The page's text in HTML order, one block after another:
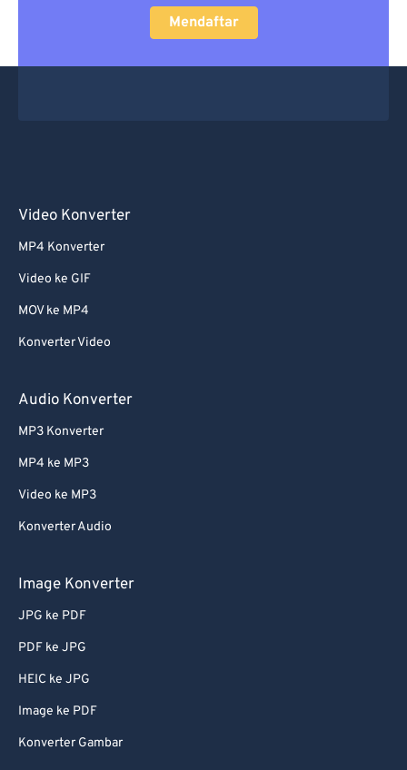
Mendaftar
Video Konverter
MP4 Konverter
Video ke GIF
MOV ke MP4
Konverter Video
Audio Konverter
MP3 Konverter
MP4 ke MP3
Video ke MP3
Konverter Audio
Image Konverter
JPG ke PDF
PDF ke JPG
HEIC ke JPG
Image ke PDF
Konverter Gambar